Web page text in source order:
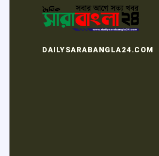
DAILYSARABANGLA24.COM